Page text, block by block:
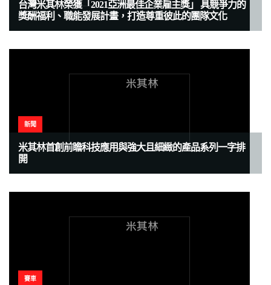
台灣米其林榮獲「2021亞洲最佳企業雇主獎」 具競爭力的
獎酬福利、職能發展計畫，打造尊重彼此的團隊文化
新聞
米其林首創前瞻科技應用與強大且細緻的產品系列一字排
開
賽車